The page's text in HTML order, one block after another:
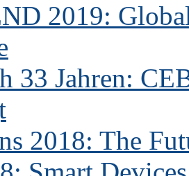
2019:
33 Jahren:
2018: The